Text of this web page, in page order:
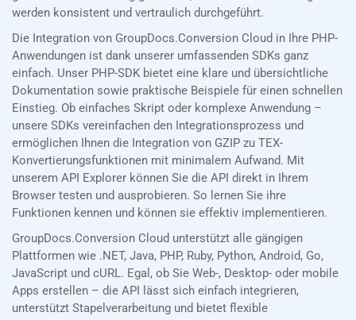
werden konsistent und vertraulich durchgeführt.
Die Integration von GroupDocs.Conversion Cloud in Ihre PHP-
Anwendungen ist dank unserer umfassenden SDKs ganz
einfach. Unser PHP-SDK bietet eine klare und übersichtliche
Dokumentation sowie praktische Beispiele für einen schnellen
Einstieg. Ob einfaches Skript oder komplexe Anwendung –
unsere SDKs vereinfachen den Integrationsprozess und
ermöglichen Ihnen die Integration von GZIP zu TEX-
Konvertierungsfunktionen mit minimalem Aufwand. Mit
unserem API Explorer können Sie die API direkt in Ihrem
Browser testen und ausprobieren. So lernen Sie ihre
Funktionen kennen und können sie effektiv implementieren.
GroupDocs.Conversion Cloud unterstützt alle gängigen
Plattformen wie .NET, Java, PHP, Ruby, Python, Android, Go,
JavaScript und cURL. Egal, ob Sie Web-, Desktop- oder mobile
Apps erstellen – die API lässt sich einfach integrieren,
unterstützt Stapelverarbeitung und bietet flexible